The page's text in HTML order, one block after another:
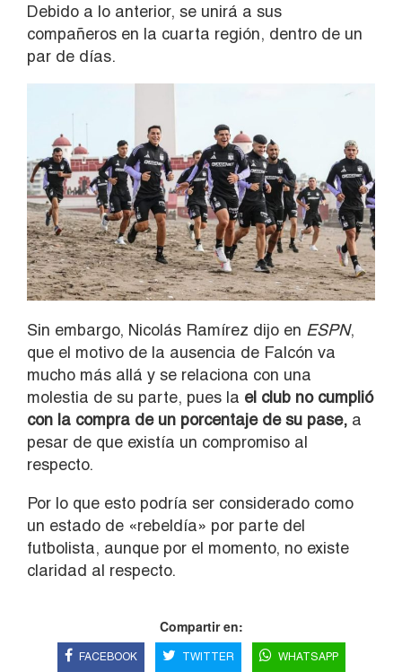
Debido a lo anterior, se unirá a sus
compañeros en la cuarta región, dentro de un
par de días.
Sin embargo, Nicolás Ramírez dijo en ESPN,
que el motivo de la ausencia de Falcón va
mucho más allá y se relaciona con una
molestia de su parte, pues la el club no cumplió
con la compra de un porcentaje de su pase, a
pesar de que existía un compromiso al
respecto.
Por lo que esto podría ser considerado como
un estado de «rebeldía» por parte del
futbolista, aunque por el momento, no existe
claridad al respecto.
Compartir en:
FACEBOOK TWITTER WHATSAPP